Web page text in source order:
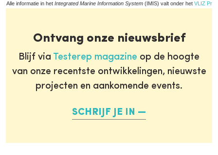
Alle informatie in het Integrated Marine Information System (IMIS) valt onder het VLIZ
Ontvang onze nieuwsbrief
Blijf via Testerep magazine op de hoogte
van onze recentste ontwikkelingen, nieuwste
projecten en aankomende events.
SCHRIJF JE IN